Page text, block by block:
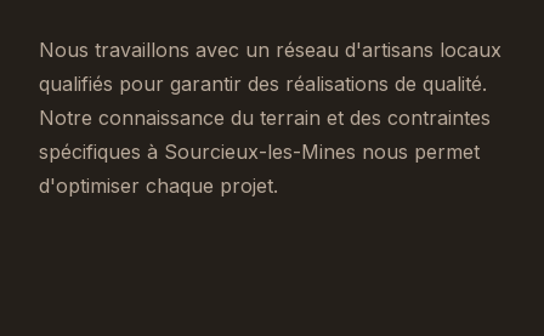
Nous travaillons avec un réseau d'artisans locaux
qualifiés pour garantir des réalisations de qualité.
Notre connaissance du terrain et des contraintes
spécifiques à Sourcieux-les-Mines nous permet
d'optimiser chaque projet.